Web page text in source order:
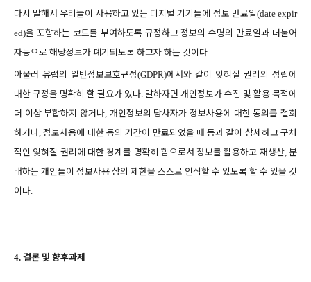
다시 말해서 우리들이 사용하고 있는 디지털 기기들에 정보 만료일(date expir
ed)을 포함하는 코드를 부여하도록 규정하고 정보의 수명의 만료일과 더불어
자동으로 해당정보가 폐기되도록 하고자 하는 것이다.
아울러 유럽의 일반정보보호규정(GDPR)에서와 같이 잊혀질 권리의 성립에
대한 규정을 명확히 할 필요가 있다. 말하자면 개인정보가 수집 및 활용 목적에
더 이상 부합하지 않거나, 개인정보의 당사자가 정보사용에 대한 동의를 철회
하거나,정보사용에 대한 동의 기간이 만료되었을 때 등과 같이 상세하고 구체
적인 잊혀질 권리에 대한 경계를 명확히 함으로서 정보를 활용하고 재생산, 분
배하는 개인들이 정보사용 상의 제한을 스스로 인식할 수 있도록 할 수 있을 것
이다.
4. 결론 및 향후과제